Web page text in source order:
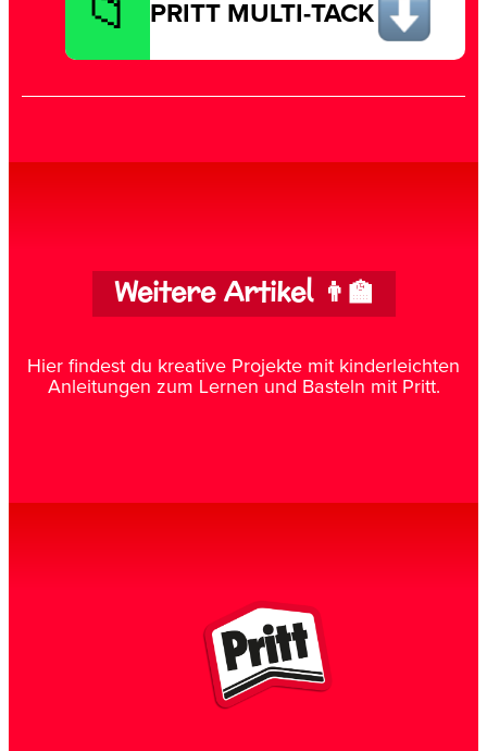
PRITT MULTI-TACK
Weitere Artikel 👨‍🏫
Hier findest du kreative Projekte mit kinderleichten
Anleitungen zum Lernen und Basteln mit Pritt.